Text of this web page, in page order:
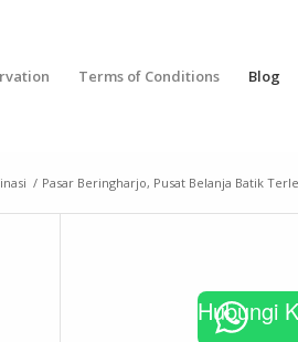
Terms of Conditions Blog
/ Pasar Beringharjo, Pusat Belanja Batik
Hubungi